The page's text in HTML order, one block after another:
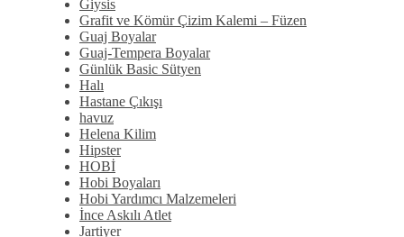
Giysis
Grafit ve Kömür Çizim Kalemi – Füzen
Guaj Boyalar
Guaj-Tempera Boyalar
Günlük Basic Sütyen
Halı
Hastane Çıkışı
havuz
Helena Kilim
Hipster
HOBİ
Hobi Boyaları
Hobi Yardımcı Malzemeleri
İnce Askılı Atlet
Jartiyer